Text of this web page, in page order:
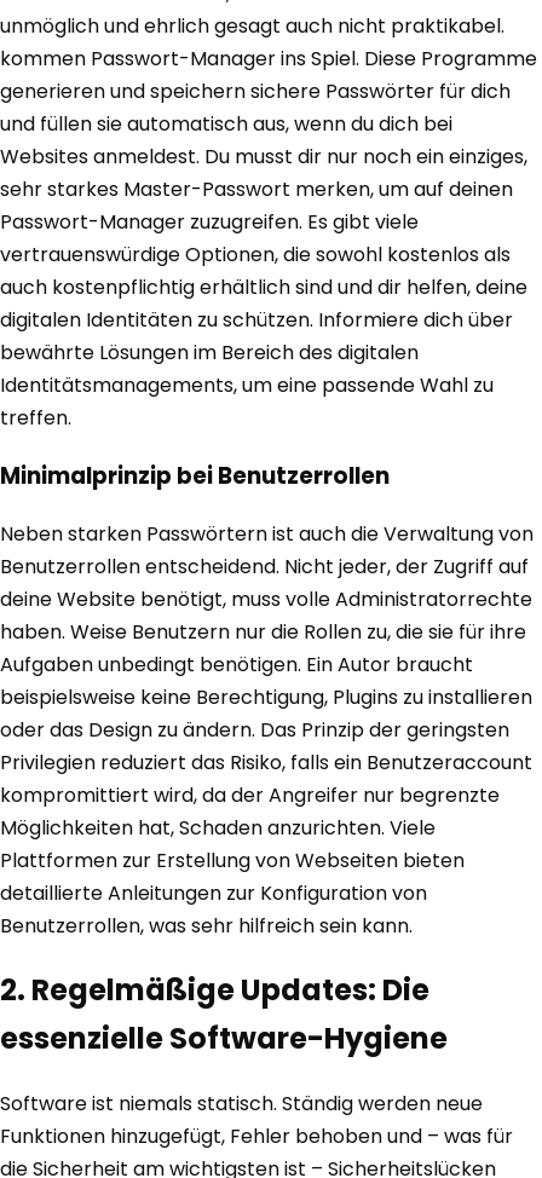
unmöglich und ehrlich gesagt auch nicht praktikabel.
kommen Passwort-Manager ins Spiel. Diese Programme
generieren und speichern sichere Passwörter für dich
und füllen sie automatisch aus, wenn du dich bei
Websites anmeldest. Du musst dir nur noch ein einziges,
sehr starkes Master-Passwort merken, um auf deinen
Passwort-Manager zuzugreifen. Es gibt viele
vertrauenswürdige Optionen, die sowohl kostenlos als
auch kostenpflichtig erhältlich sind und dir helfen, deine
digitalen Identitäten zu schützen. Informiere dich über
bewährte Lösungen im Bereich des digitalen
Identitätsmanagements, um eine passende Wahl zu
treffen.
Minimalprinzip bei Benutzerrollen
Neben starken Passwörtern ist auch die Verwaltung von
Benutzerrollen entscheidend. Nicht jeder, der Zugriff auf
deine Website benötigt, muss volle Administratorrechte
haben. Weise Benutzern nur die Rollen zu, die sie für ihre
Aufgaben unbedingt benötigen. Ein Autor braucht
beispielsweise keine Berechtigung, Plugins zu installieren
oder das Design zu ändern. Das Prinzip der geringsten
Privilegien reduziert das Risiko, falls ein Benutzeraccount
kompromittiert wird, da der Angreifer nur begrenzte
Möglichkeiten hat, Schaden anzurichten. Viele
Plattformen zur Erstellung von Webseiten bieten
detaillierte Anleitungen zur Konfiguration von
Benutzerrollen, was sehr hilfreich sein kann.
2. Regelmäßige Updates: Die
essenzielle Software-Hygiene
Software ist niemals statisch. Ständig werden neue
Funktionen hinzugefügt, Fehler behoben und – was für
die Sicherheit am wichtigsten ist – Sicherheitslücken